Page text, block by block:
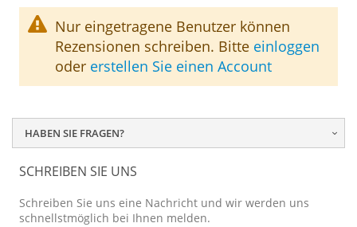
Nur eingetragene Benutzer können
Rezensionen schreiben. Bitte einloggen
oder erstellen Sie einen Account
HABEN SIE FRAGEN?
SCHREIBEN SIE UNS
Schreiben Sie uns eine Nachricht und wir werden uns
schnellstmöglich bei Ihnen melden.